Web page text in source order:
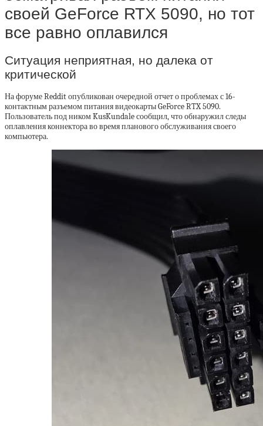
своей GeForce RTX 5090, но тот
все равно оплавился
Ситуация неприятная, но далека от
критической
На форуме Reddit опубликован очередной отчет о проблемах с 16-
контактным разъемом питания видеокарты GeForce RTX 5090.
Пользователь под ником KusKundale сообщил, что обнаружил следы
оплавления коннектора во время планового обслуживания своего
компьютера.